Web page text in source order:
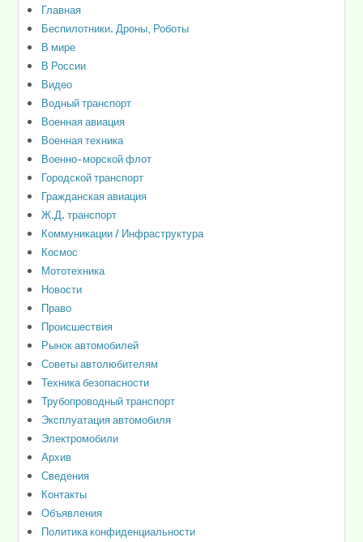
Главная
Беспилотники. Дроны, Роботы
В мире
В России
Видео
Водный транспорт
Военная авиация
Военная техника
Военно-морской флот
Городской транспорт
Гражданская авиация
Ж.Д. транспорт
Коммуникации / Инфраструктура
Космос
Мототехника
Новости
Право
Происшествия
Рынок автомобилей
Советы автолюбителям
Техника безопасности
Трубопроводный транспорт
Эксплуатация автомобиля
Электромобили
Архив
Сведения
Контакты
Объявления
Политика конфиденциальности